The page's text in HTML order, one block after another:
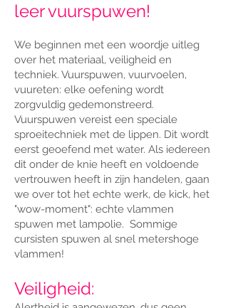
leer vuurspuwen!
We beginnen met een woordje uitleg
over het materiaal, veiligheid en
techniek. Vuurspuwen, vuurvoelen,
vuureten: elke oefening wordt
zorgvuldig gedemonstreerd.
Vuurspuwen vereist een speciale
sproeitechniek met de lippen. Dit wordt
eerst geoefend met water. Als iedereen
dit onder de knie heeft en voldoende
vertrouwen heeft in zijn handelen, gaan
we over tot het echte werk, de kick, het
"wow-moment": echte vlammen
spuwen met lampolie. Sommige
cursisten spuwen al snel metershoge
vlammen!
Veiligheid: